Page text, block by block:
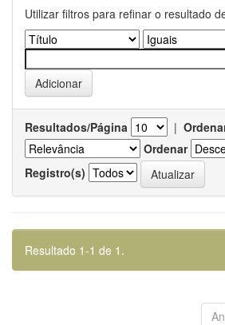
Utilizar filtros para refinar o resultado
Resultados/Página |
Ordenar
Registro(s)
Resultado 1-1 de 1.